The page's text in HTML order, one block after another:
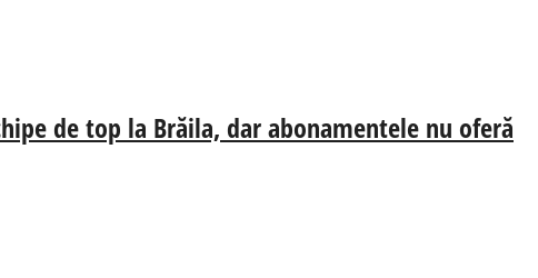
de top la Brăila, dar abonamentele nu oferă